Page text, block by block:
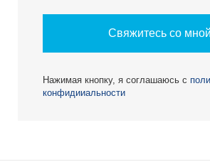
Свяжитесь со мной
Нажимая кнопку, я соглашаюсь с
конфидииальности